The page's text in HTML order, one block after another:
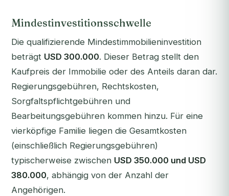
Mindestinvestitionsschwelle
Die qualifizierende Mindestimmobilieninvestition
beträgt USD 300.000. Dieser Betrag stellt den
Kaufpreis der Immobilie oder des Anteils daran dar.
Regierungsgebühren, Rechtskosten,
Sorgfaltspflichtgebühren und
Bearbeitungsgebühren kommen hinzu. Für eine
vierköpfige Familie liegen die Gesamtkosten
(einschließlich Regierungsgebühren)
typischerweise zwischen USD 350.000 und USD
380.000, abhängig von der Anzahl der
Angehörigen.